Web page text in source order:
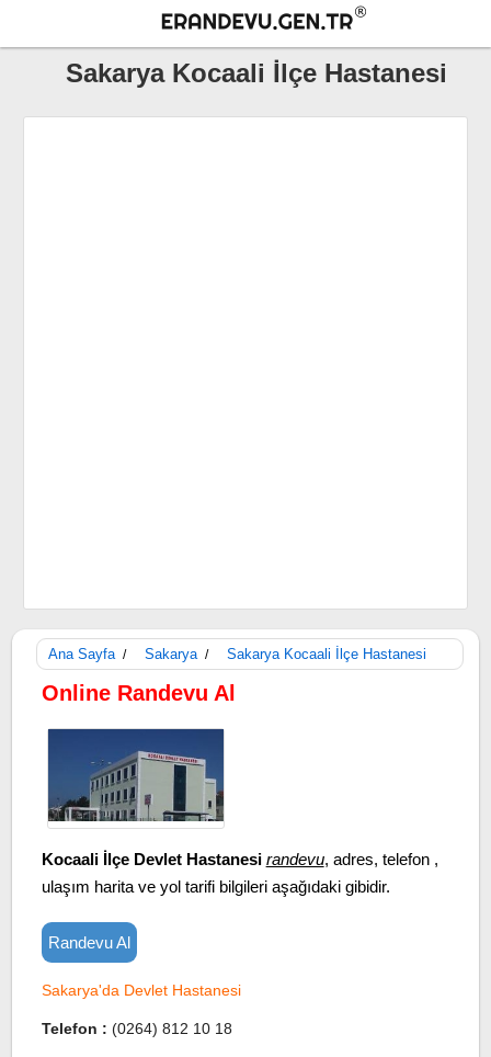
Sakarya Kocaali İlçe Hastanesi
Ana Sayfa / Sakarya / Sakarya Kocaali İlçe Hastanesi
Online Randevu Al
Kocaali İlçe Devlet Hastanesi randevu, adres, telefon ,
ulaşım harita ve yol tarifi bilgileri aşağıdaki gibidir.
Randevu Al
Sakarya'da Devlet Hastanesi
Telefon : (0264) 812 10 18